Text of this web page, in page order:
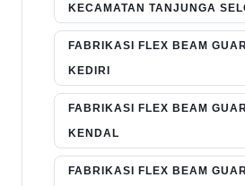
KECAMATAN TANJUNGA
FABRIKASI FLEX BEAM
KEDIRI
FABRIKASI FLEX BEAM
KENDAL
FABRIKASI FLEX BEAM